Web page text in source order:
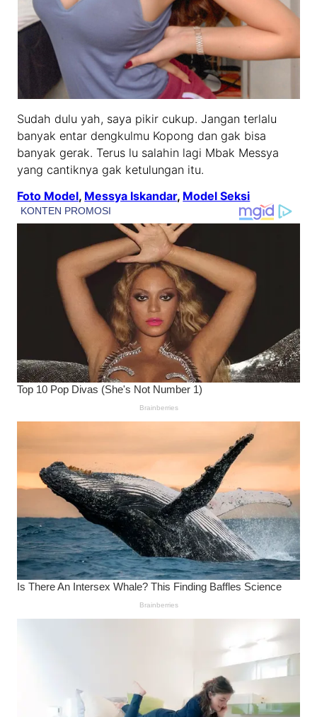
Sudah dulu yah, saya pikir cukup. Jangan terlalu
banyak entar dengkulmu Kopong dan gak bisa
banyak gerak. Terus lu salahin lagi Mbak Messya
yang cantiknya gak ketulungan itu.
Foto Model, Messya Iskandar, Model Seksi